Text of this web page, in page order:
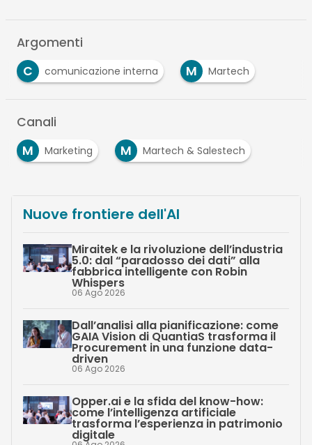
Argomenti
C
comunicazione interna M Martech
Canali
M
Marketing M Martech & Salestech
Nuove frontiere dell'AI
Miraitek e la rivoluzione dell’industria
5.0: dal “paradosso dei dati” alla
fabbrica intelligente con Robin
Whispers
06 Ago 2026
Dall’analisi alla pianificazione: come
GAIA Vision di QuantiaS trasforma il
Procurement in una funzione data-
driven
06 Ago 2026
Opper.ai e la sfida del know-how:
come l’intelligenza artificiale
trasforma l’esperienza in patrimonio
digitale